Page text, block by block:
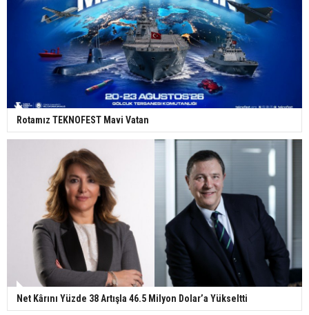
Rotamız TEKNOFEST Mavi Vatan
Net Kârını Yüzde 38 Artışla 46.5 Milyon Dolar’a Yükseltti